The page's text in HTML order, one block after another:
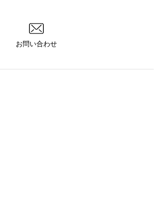
お問い合わせ